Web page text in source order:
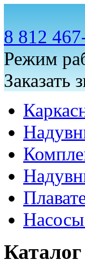
8 812
Режим
Заказать